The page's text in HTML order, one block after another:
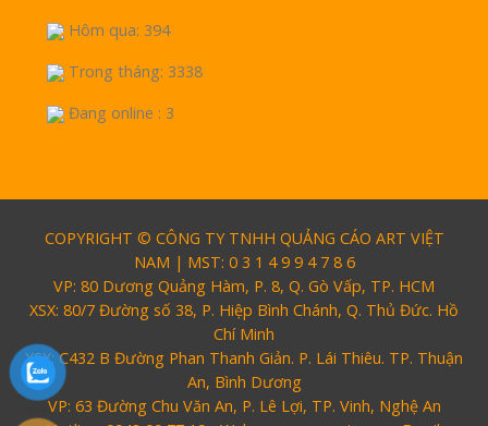
Hôm qua: 394
Trong tháng: 3338
Đang online : 3
COPYRIGHT © CÔNG TY TNHH QUẢNG CÁO ART VIỆT
NAM | MST: 0 3 1 4 9 9 4 7 8 6
VP: 80 Dương Quảng Hàm, P. 8, Q. Gò Vấp, TP. HCM
XSX: 80/7 Đường số 38, P. Hiệp Bình Chánh, Q. Thủ Đức. Hồ
Chí Minh
XSX: C432 B Đường Phan Thanh Giản. P. Lái Thiêu. TP. Thuận
An, Bình Dương
VP: 63 Đường Chu Văn An, P. Lê Lợi, TP. Vinh, Nghệ An